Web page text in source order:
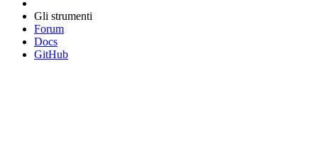
Gli strumenti
Forum
Docs
GitHub